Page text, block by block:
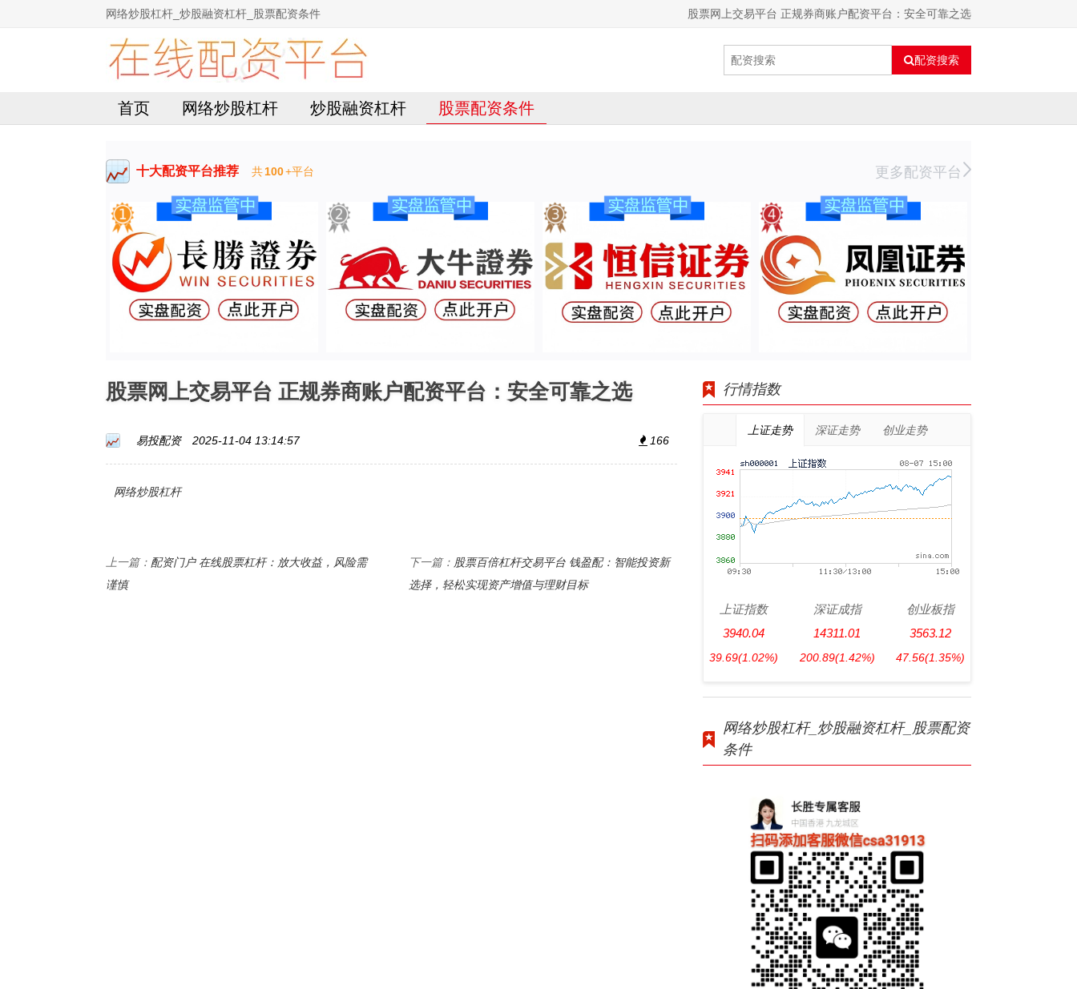
网络炒股杠杆_炒股融资杠杆_股票配资条件 股票网上交易平台 正规券商账户配资平台：安全可靠之选
配资搜索
首页 网络炒股杠杆 炒股融资杠杆 股票配资条件
十大配资平台推荐 共100+平台 更多配资平台
股票网上交易平台 正规券商账户配资平台：安全可靠之选
易投配资 2025-11-04 13:14:57 166
网络炒股杠杆
上一篇： 配资门户 在线股票杠杆：放大收益，风险需
谨慎
下一篇： 股票百倍杠杆交易平台 钱盈配：智能投资新
选择，轻松实现资产增值与理财目标
行情指数
上证走势 深证走势 创业走势
上证指数
3940.04
39.69(1.02%)
深证成指
14311.01
200.89(1.42%)
创业板指
3563.12
47.56(1.35%)
网络炒股杠杆_炒股融资杠杆_股票配资
条件